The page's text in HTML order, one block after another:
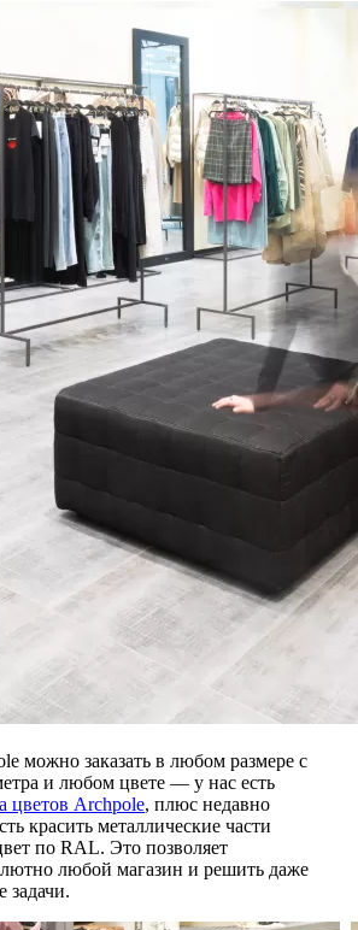
можно заказать в любом размере с
и любом цвете — у нас есть
цветов Archpole, плюс недавно
красить металлические части
по RAL. Это позволяет
любой магазин и решить даже
задачи.